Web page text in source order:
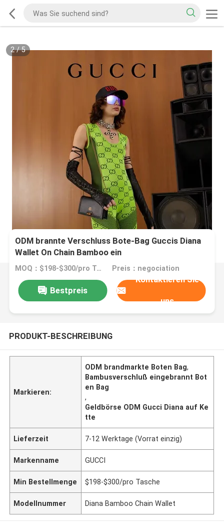
2/5
ODM brannte Verschluss Bote-Bag Guccis Diana
Wallet On Chain Bamboo ein
MOQ：$198-$300/pro Tasche Preis：negociation
Bestpreis
Kontaktieren Sie
uns
PRODUKT-BESCHREIBUNG
Markieren:
ODM brandmarkte Boten Bag,
Bambusverschluß eingebrannt Bot
en Bag
,
Geldbörse ODM Gucci Diana auf Ke
tte
Lieferzeit 7-12 Werktage (Vorrat einzig)
Markenname GUCCI
Min Bestellmenge $198-$300/pro Tasche
Modellnummer Diana Bamboo Chain Wallet